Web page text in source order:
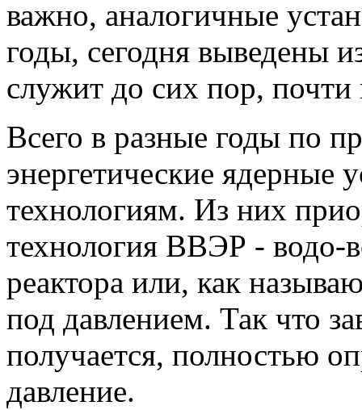
важно, аналогичные
годы, сегодня выведены
служит до сих пор, почти
Всего в разные годы по
энергетические ядерные
технологиям. Из них
технология ВВЭР - водо-
реактора или, как
под давлением. Так что
получается, полностью
давление.